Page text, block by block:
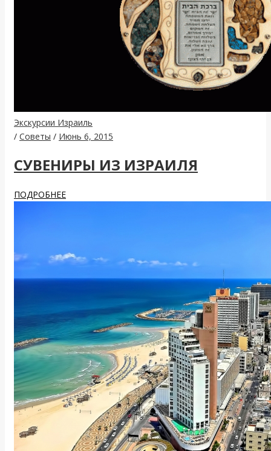
Экскурсии Израиль
/ Советы / Июнь 6, 2015
СУВЕНИРЫ ИЗ ИЗРАИЛЯ
ПОДРОБНЕЕ